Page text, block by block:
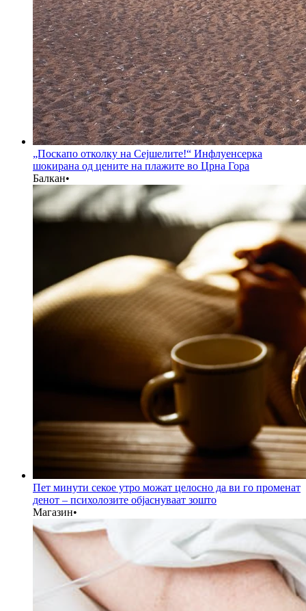
„Поскапо отколку на Сејшелите!“ Инфлуенсерка
шокирана од цените на плажите во Црна Гора
Балкан•
Пет минути секое утро можат целосно да ви го променат
денот – психолозите објаснуваат зошто
Магазин•